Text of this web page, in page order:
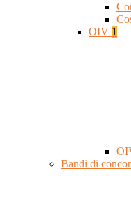
OIV 1
Bandi di